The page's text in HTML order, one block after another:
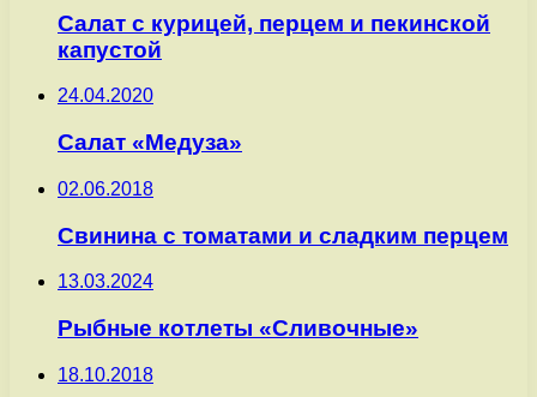
Салат с курицей, перцем и пекинской
капустой
24.04.2020
Салат «Медуза»
02.06.2018
Свинина с томатами и сладким перцем
13.03.2024
Рыбные котлеты «Сливочные»
18.10.2018